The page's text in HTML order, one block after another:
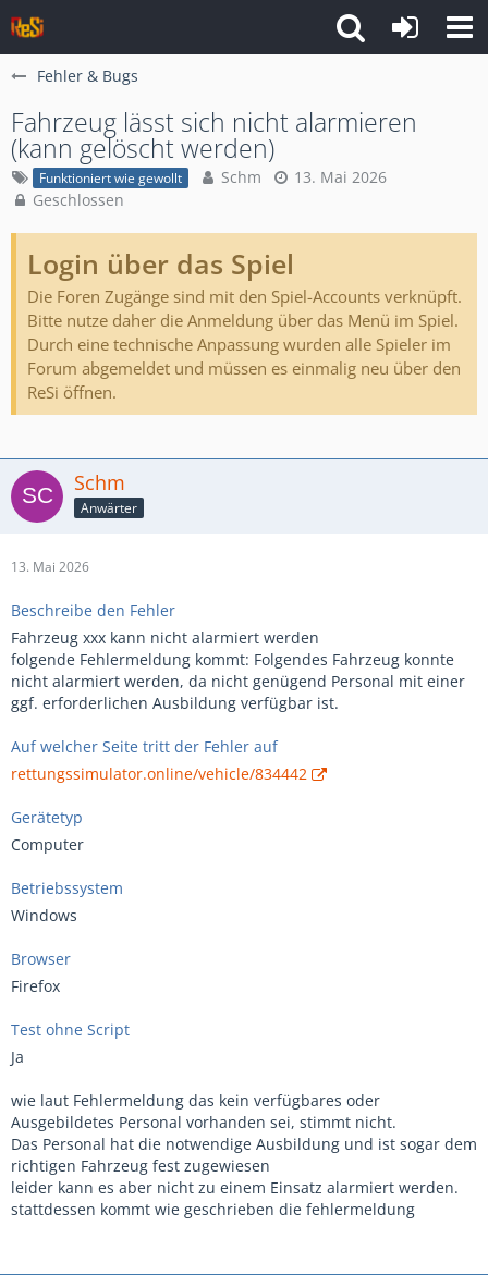
Fehler & Bugs
Fahrzeug lässt sich nicht alarmieren
(kann gelöscht werden)
Funktioniert wie gewollt Schm
13. Mai 2026
Geschlossen
Login über das Spiel
Die Foren Zugänge sind mit den Spiel-Accounts verknüpft.
Bitte nutze daher die Anmeldung über das Menü im Spiel.
Durch eine technische Anpassung wurden alle Spieler im
Forum abgemeldet und müssen es einmalig neu über den
ReSi öffnen.
Schm
Anwärter
13. Mai 2026
Beschreibe den Fehler
Fahrzeug xxx kann nicht alarmiert werden
folgende Fehlermeldung kommt: Folgendes Fahrzeug konnte
nicht alarmiert werden, da nicht genügend Personal mit einer
ggf. erforderlichen Ausbildung verfügbar ist.
Auf welcher Seite tritt der Fehler auf
rettungssimulator.online/vehicle/834442
Gerätetyp
Computer
Betriebssystem
Windows
Browser
Firefox
Test ohne Script
Ja
wie laut Fehlermeldung das kein verfügbares oder
Ausgebildetes Personal vorhanden sei, stimmt nicht.
Das Personal hat die notwendige Ausbildung und ist sogar dem
richtigen Fahrzeug fest zugewiesen
leider kann es aber nicht zu einem Einsatz alarmiert werden.
stattdessen kommt wie geschrieben die fehlermeldung